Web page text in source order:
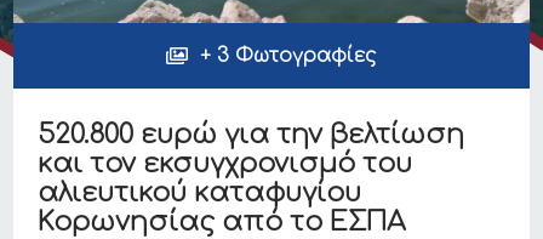
+ 3 Φωτογραφίες
520.800 ευρώ για την βελτίωση
και τον εκσυγχρονισμό του
αλιευτικού καταφυγίου
Κορωνησίας από το ΕΣΠΑ